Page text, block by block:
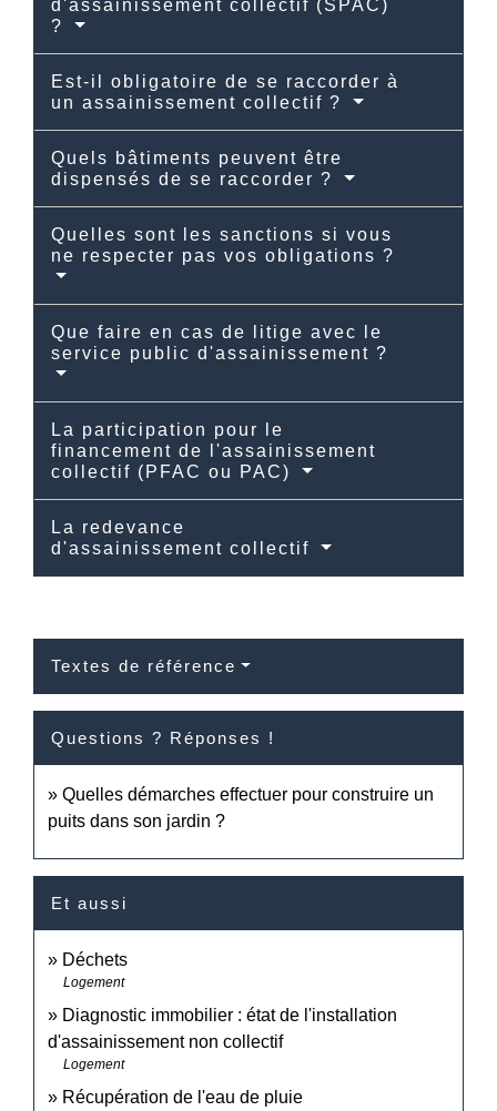
d'assainissement collectif (SPAC)
?
Est-il obligatoire de se raccorder à
un assainissement collectif ?
Quels bâtiments peuvent être
dispensés de se raccorder ?
Quelles sont les sanctions si vous
ne respecter pas vos obligations ?
Que faire en cas de litige avec le
service public d'assainissement ?
La participation pour le
financement de l'assainissement
collectif (PFAC ou PAC)
La redevance
d'assainissement collectif
Textes de référence
Questions ? Réponses !
Quelles démarches effectuer pour construire un
puits dans son jardin ?
Et aussi
Déchets
Logement
Diagnostic immobilier : état de l'installation
d'assainissement non collectif
Logement
Récupération de l'eau de pluie